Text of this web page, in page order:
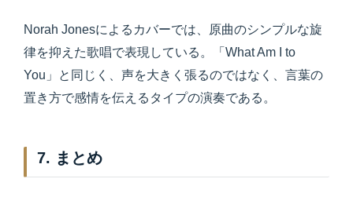
Norah Jonesによるカバーでは、原曲のシンプルな旋
律を抑えた歌唱で表現している。「What Am I to
You」と同じく、声を大きく張るのではなく、言葉の
置き方で感情を伝えるタイプの演奏である。
7. まとめ